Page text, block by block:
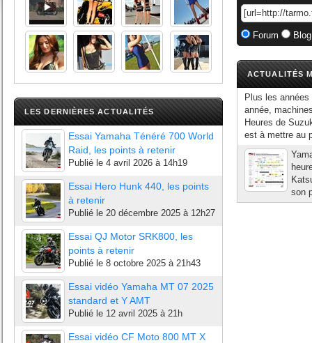
LES DERNIÈRES ACTUALITÉS
Essai Yamaha Ténéré 700 World
Raid, les points à retenir
Publié le 4 avril 2026 à 14h19
Essai Hero Hunk 440, les points
à retenir
Publié le 20 décembre 2025 à 12h27
Essai QJ Motor SRK800, les
points à retenir
Publié le 8 octobre 2025 à 21h43
Essai vidéo Yamaha MT 07 2025
standard et Y AMT
Publié le 12 avril 2025 à 21h
Essai vidéo CF Moto 800 MT X
Forum
ACTUALITÉS
Plus les
année,
Heures de
est à mettre au
son